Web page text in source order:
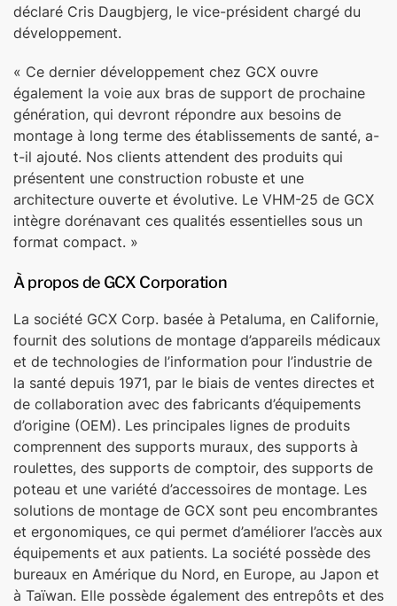
déclaré Cris Daugbjerg, le vice-président chargé du
développement.
« Ce dernier développement chez GCX ouvre
également la voie aux bras de support de prochaine
génération, qui devront répondre aux besoins de
montage à long terme des établissements de santé, a-
t-il ajouté. Nos clients attendent des produits qui
présentent une construction robuste et une
architecture ouverte et évolutive. Le VHM-25 de GCX
intègre dorénavant ces qualités essentielles sous un
format compact. »
À propos de GCX Corporation
La société GCX Corp. basée à Petaluma, en Californie,
fournit des solutions de montage d’appareils médicaux
et de technologies de l’information pour l’industrie de
la santé depuis 1971, par le biais de ventes directes et
de collaboration avec des fabricants d’équipements
d’origine (OEM). Les principales lignes de produits
comprennent des supports muraux, des supports à
roulettes, des supports de comptoir, des supports de
poteau et une variété d’accessoires de montage. Les
solutions de montage de GCX sont peu encombrantes
et ergonomiques, ce qui permet d’améliorer l’accès aux
équipements et aux patients. La société possède des
bureaux en Amérique du Nord, en Europe, au Japon et
à Taïwan. Elle possède également des entrepôts et des